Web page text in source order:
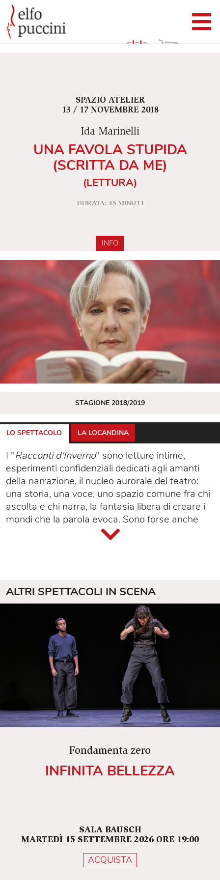
SPAZIO ATELIER
13 / 17 NOVEMBRE 2018
Ida Marinelli
UNA FAVOLA STUPIDA
(SCRITTA DA ME)
(LETTURA)
DURATA: 45 MINUTI
INFO
STAGIONE 2018/2019
LO SPETTACOLO LA LOCANDINA
I "Racconti d'Inverno" sono letture intime,
esperimenti confidenziali dedicati agli amanti
della narrazione, il nucleo aurorale del teatro:
una storia, una voce, uno spazio comune fra chi
ascolta e chi narra, la fantasia libera di creare i
mondi che la parola evoca. Sono forse anche
primi passi verso ipotesi di spettacoli più
Streghe, maghi, cani e gatti, riaffiorano i sogni e
le passioni di quel tempo lontano e magico: il
cinema, i fumetti, l’assoluta libertà di una vita
senza regole in mezzo alla natura, insieme a
qualche preziosa ricetta dimenticata.
ALTRI SPETTACOLI IN SCENA
Fondamenta zero
INFINITA BELLEZZA
SALA BAUSCH
MARTEDÌ 15 SETTEMBRE 2026 ORE 19:00
ACQUISTA